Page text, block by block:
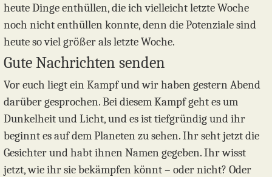
heute Dinge enthüllen, die ich vielleicht letzte Woche
noch nicht enthüllen konnte, denn die Potenziale sind
heute so viel größer als letzte Woche.
Gute Nachrichten senden
Vor euch liegt ein Kampf und wir haben gestern Abend
darüber gesprochen. Bei diesem Kampf geht es um
Dunkelheit und Licht, und es ist tiefgründig und ihr
beginnt es auf dem Planeten zu sehen. Ihr seht jetzt die
Gesichter und habt ihnen Namen gegeben. Ihr wisst
jetzt, wie ihr sie bekämpfen könnt – oder nicht? Oder